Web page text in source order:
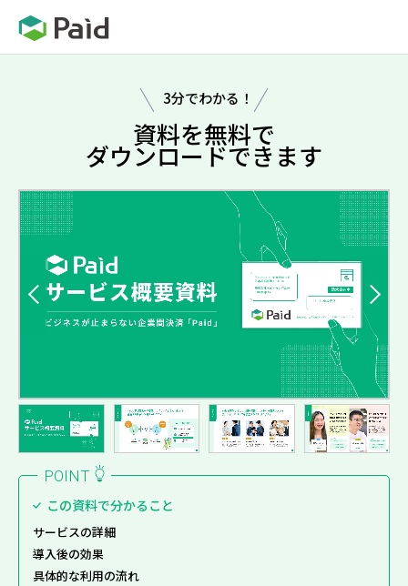
3分でわかる！
資料を無料で
ダウンロードできます
POINT
この資料で分かること
サービスの詳細
導入後の効果
具体的な利用の流れ